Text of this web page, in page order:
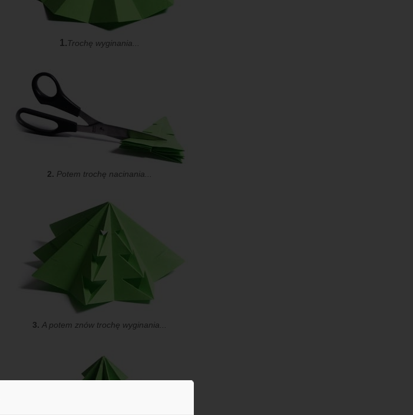
1.Trochę wyginania...
2. Potem trochę nacinania...
3. A potem znów trochę wyginania...